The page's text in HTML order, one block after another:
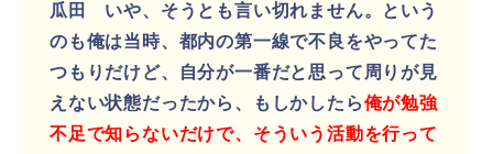
瓜田 いや、そうとも言い切れません。という
のも俺は当時、都内の第一線で不良をやってた
つもりだけど、自分が一番だと思って周りが見
えない状態だったから、もしかしたら俺が勉強
不足で知らないだけで、そういう活動を行って